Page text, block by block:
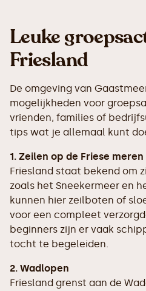
Leuke
Friesland
De omgeving van
mogelijkheden voor
vrienden, families of
tips wat je allemaal kunt
1. Zeilen op de Friese meren
Friesland staat bekend om
zoals het Sneekermeer en
kunnen hier zeilboten of
voor een compleet
beginners zijn er vaak
tocht te begeleiden.
2. Wadlopen
Friesland grenst aan de